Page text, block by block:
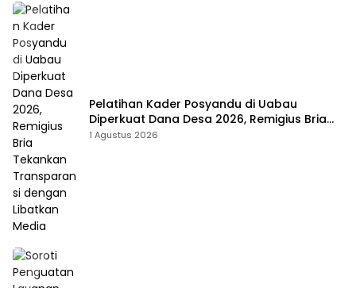
Pelatihan Kader Posyandu di Uabau
Diperkuat Dana Desa 2026, Remigius Bria
Tekankan Transparansi dengan Libatkan
1 Agustus 2026